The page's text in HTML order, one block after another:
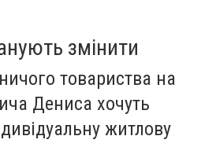
змінити
товариства на
Дениса хочуть
житлову